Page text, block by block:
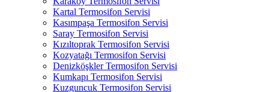
Kartal Termosifon Servisi
Kasımpaşa Termosifon Servisi
Saray Termosifon Servisi
Kızıltoprak Termosifon Servisi
Kozyatağı Termosifon Servisi
Denizköşkler Termosifon Servisi
Kumkapı Termosifon Servisi
Kuzguncuk Termosifon Servisi